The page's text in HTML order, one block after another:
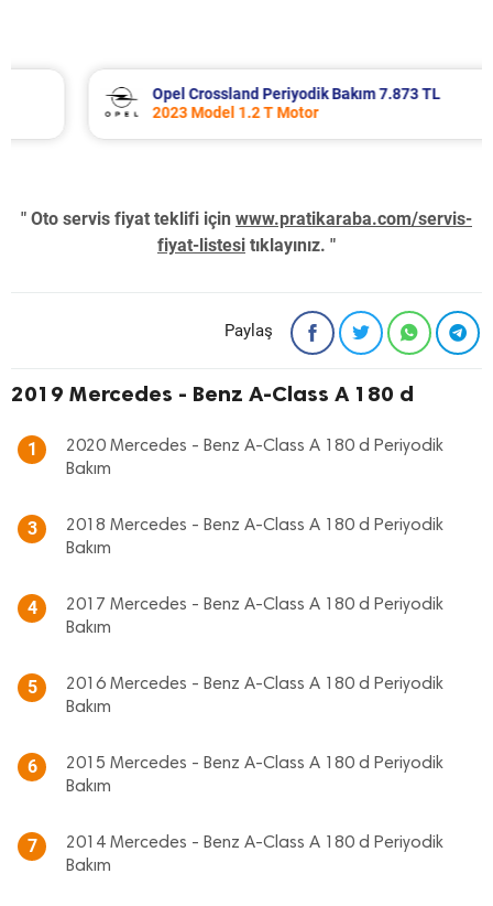
Opel Crossland Periyodik Bakım 7.873 TL
2023 Model 1.2 T Motor
" Oto servis fiyat teklifi için www.pratikaraba.com/servis-
fiyat-listesi tıklayınız. "
Paylaş
2019 Mercedes - Benz A-Class A 180 d
1
2020 Mercedes - Benz A-Class A 180 d Periyodik
Bakım
3
2018 Mercedes - Benz A-Class A 180 d Periyodik
Bakım
4
2017 Mercedes - Benz A-Class A 180 d Periyodik
Bakım
5
2016 Mercedes - Benz A-Class A 180 d Periyodik
Bakım
6
2015 Mercedes - Benz A-Class A 180 d Periyodik
Bakım
7
2014 Mercedes - Benz A-Class A 180 d Periyodik
Bakım